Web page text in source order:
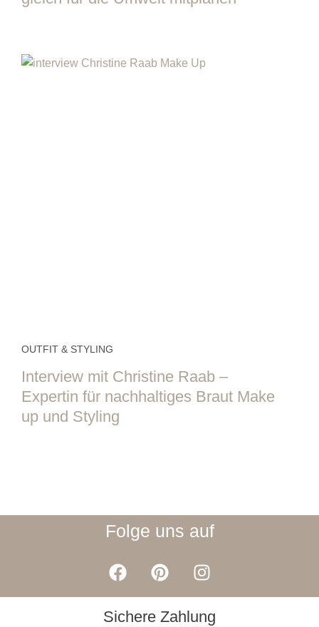
OUTFIT & STYLING
Interview mit Christine Raab –
Expertin für nachhaltiges Braut Make
up und Styling
Folge uns auf
F
a
c
e
P
i
n
t
I
n
s
t
Sichere Zahlung